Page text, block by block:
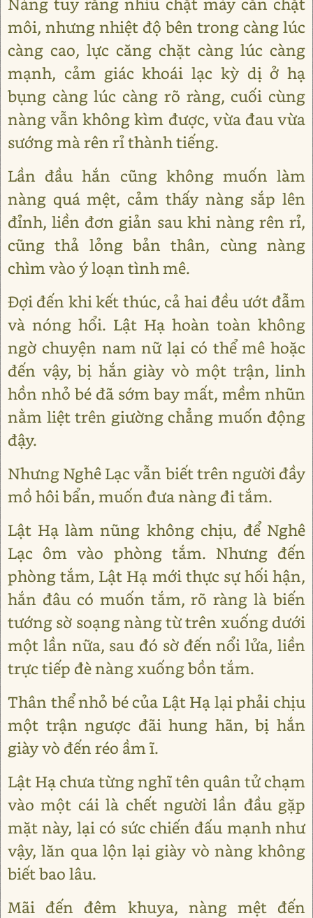
môi, nhưng nhiệt độ bên trong càng lúc
càng cao, lực căng chặt càng lúc càng
mạnh, cảm giác khoái lạc kỳ dị ở hạ
bụng càng lúc càng rõ ràng, cuối cùng
nàng vẫn không kìm được, vừa đau vừa
sướng mà rên rỉ thành tiếng.
Lần đầu hắn cũng không muốn làm
nàng quá mệt, cảm thấy nàng sắp lên
đỉnh, liền đơn giản sau khi nàng rên rỉ,
cũng thả lỏng bản thân, cùng nàng
chìm vào ý loạn tình mê.
Đợi đến khi kết thúc, cả hai đều ướt đẫm
và nóng hổi. Lật Hạ hoàn toàn không
ngờ chuyện nam nữ lại có thể mê hoặc
đến vậy, bị hắn giày vò một trận, linh
hồn nhỏ bé đã sớm bay mất, mềm nhũn
nằm liệt trên giường chẳng muốn động
đậy.
Nhưng Nghê Lạc vẫn biết trên người đầy
mồ hôi bẩn, muốn đưa nàng đi tắm.
Lật Hạ làm nũng không chịu, để Nghê
Lạc ôm vào phòng tắm. Nhưng đến
phòng tắm, Lật Hạ mới thực sự hối hận,
hắn đâu có muốn tắm, rõ ràng là biến
tướng sờ soạng nàng từ trên xuống dưới
một lần nữa, sau đó sờ đến nổi lửa, liền
trực tiếp đè nàng xuống bồn tắm.
Thân thể nhỏ bé của Lật Hạ lại phải chịu
một trận ngược đãi hung hãn, bị hắn
giày vò đến réo ầm ĩ.
Lật Hạ chưa từng nghĩ tên quân tử chạm
vào một cái là chết người lần đầu gặp
mặt này, lại có sức chiến đấu mạnh như
vậy, lăn qua lộn lại giày vò nàng không
biết bao lâu.
Mãi đến đêm khuya, nàng mệt đến